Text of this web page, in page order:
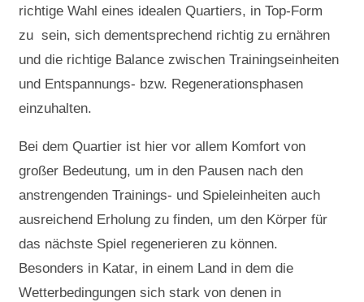
richtige Wahl eines idealen Quartiers, in Top-Form
zu sein, sich dementsprechend richtig zu ernähren
und die richtige Balance zwischen Trainingseinheiten
und Entspannungs- bzw. Regenerationsphasen
einzuhalten.
Bei dem Quartier ist hier vor allem Komfort von
großer Bedeutung, um in den Pausen nach den
anstrengenden Trainings- und Spieleinheiten auch
ausreichend Erholung zu finden, um den Körper für
das nächste Spiel regenerieren zu können.
Besonders in Katar, in einem Land in dem die
Wetterbedingungen sich stark von denen in